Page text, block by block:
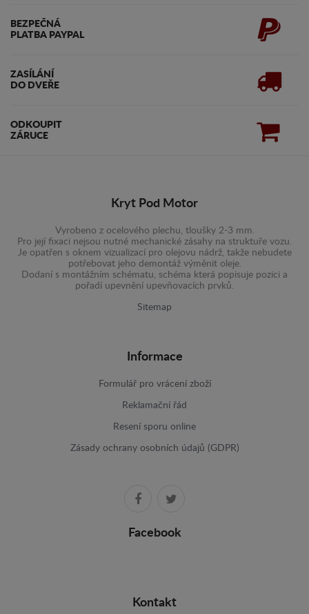
BEZPEČNÁ
PLATBA PAYPAL
ZASÍLÁNÍ
DO DVEŘE
ODKOUPIT
ZÁRUCE
Kryt Pod Motor
Vyrobeno z ocelového plechu, tloušky 2-3 mm.
Pro její fixaci nejsou nutné mechanické zásahy na struktuře vozu.
Je opatřen s oknem vizualizací pro olejovu nádrž, takže nebudete
potřebovat jeho demontáž výměnit oleje.
Dodaní s montážním schématu, schéma která popisuje pozici a
pořadí upevnění upevňovacích prvků.
Sitemap
Informace
Formulář pro vrácení zboží
Reklamační řád
Resení sporu online
Zásady ochrany osobních údajů (GDPR)
Facebook
Kontakt